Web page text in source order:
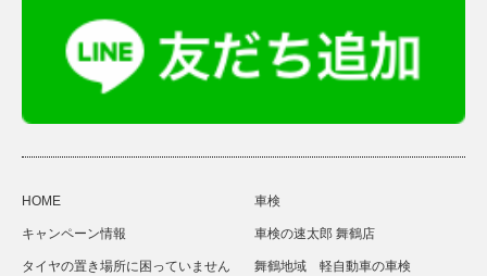
HOME
キャンペーン情報
タイヤの置き場所に困っていません
車検
車検の速太郎 舞鶴店
舞鶴地域 軽自動車の車検